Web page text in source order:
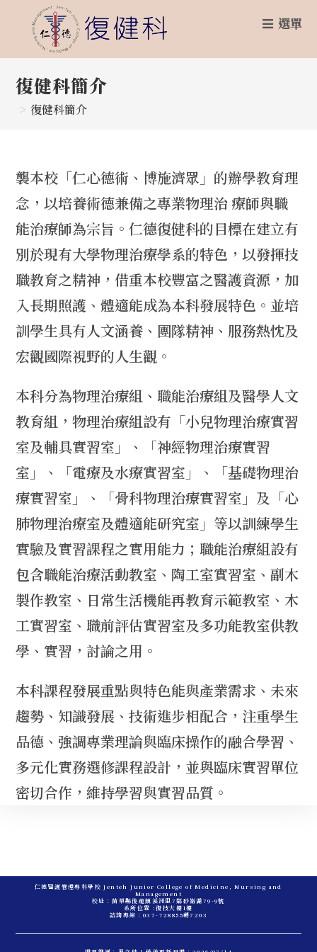
選單
復健科簡介
> 復健科簡介
襲本校「仁心德術、博施濟眾」的辦學教育理
念，以培養術德兼備之專業物理治 療師與職
能治療師為宗旨。仁德復健科的目標在建立有
別於現有大學物理治療學系的特色，以發揮技
職教育之精神，借重本校豐富之醫護資源，加
入長期照護、體適能成為本科發展特色。並培
訓學生具有人文涵養、團隊精神、服務熱忱及
宏觀國際視野的人生觀。
本科分為物理治療組、職能治療組及醫學人文
教育組，物理治療組設有「小兒物理治療實習
室及輔具實習室」、「神經物理治療實習
室」、「電療及水療實習室」、「基礎物理治
療實習室」、「骨科物理治療實習室」及「心
肺物理治療室及體適能研究室」等以訓練學生
實驗及實習課程之實用能力；職能治療組設有
包含職能治療活動教室、陶工室實習室、副木
製作教室、日常生活機能再教育示範教室、木
工實習室、職前評估實習室及多功能教室供教
學、實習，討論之用。
本科課程發展重點與特色能與產業需求、未來
趨勢、知識發展、技術進步相配合，注重學生
品德、強調專業理論與臨床操作的融合學習、
多元化實務選修課程設計，並與臨床實習單位
密切合作，維持學習與實習品質。
仁德醫護管理專科學校 Jenteh Junior College of Medicine, Nursing and
Management
校址：苗栗縣後龍鎮溪洲里7鄰砂崙湖79-9號
系所位置 :復技大樓1樓
諮詢專線：037-728855轉7203